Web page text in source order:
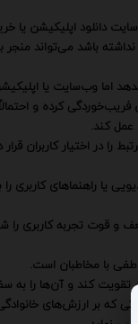
دانلود اپلیکیشن یا
نداشته باشد می‌تواند
اما وب‌سایت یا
کرده و
عمل کند.
اختیار کاربران قرار
یا راهنماهای کاربری
و قوت تجربه کاربری
با مخاطبان است.
کند و آن‌ها را به
که بر ارزش‌های